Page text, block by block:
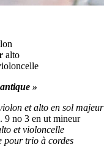
alto
»
et alto en sol majeur
9 no 3 en ut mineur
et violoncelle
pour trio à cordes